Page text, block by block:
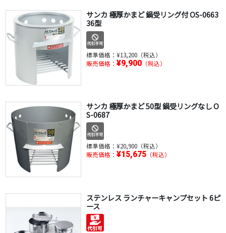
サンカ 極厚かまど 鍋受リング付 OS-0663
36型
標準価格： ¥13,200（税込）
販売価格： ¥9,900（税込）
サンカ 極厚かまど 50型 鍋受リングなし O
S-0687
標準価格： ¥20,900（税込）
販売価格： ¥15,675（税込）
ステンレス ランチャーキャンプセット 6ピ
ース